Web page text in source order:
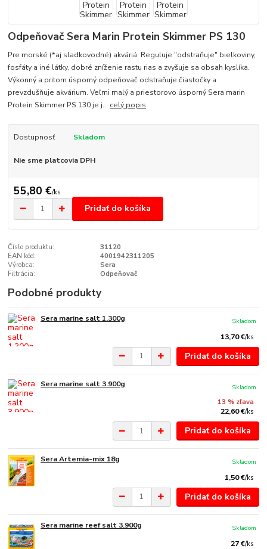
Odpeňovač Sera Marin Protein Skimmer PS 130
Pre morské (*aj sladkovodné) akváriá. Reguluje "odstraňuje" bielkoviny,
fosfáty a iné látky, dobré zníženie rastu rias a zvyšuje sa obsah kyslíka.
Výkonný a pritom úsporný odpeňovač odstraňuje čiastočky a
prevzdušňuje akvárium. Veľmi malý a priestorovo úsporný Sera marin
Protein Skimmer PS 130 je j... celý popis
Dostupnosť Skladom
Nie sme platcovia DPH
55,80 €/ks
Pridať do košíka
Číslo produktu:
31120
EAN kód:
4001942311205
Výrobca:
Sera
Filtrácia:
Odpeňovač
Podobné produkty
Sera marine salt 1.300g
13,70 €/ks
Skladom
Pridať do košíka
Sera marine salt 3.900g
13 % zľava
22,60 €/ks
Skladom
Pridať do košíka
Sera Artemia-mix 18g
1,50 €/ks
Skladom
Pridať do košíka
Sera marine reef salt 3.900g
27 €/ks
Skladom